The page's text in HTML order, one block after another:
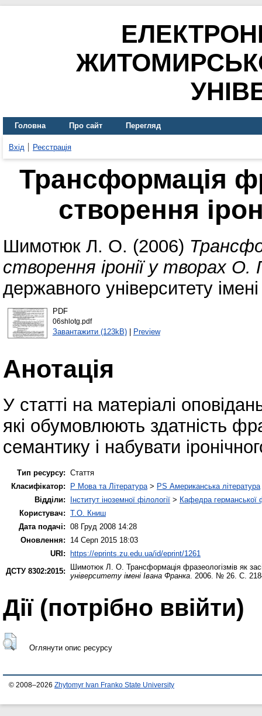
Головна Про сайт Перегляд
Вхід Реєстрація
Трансформація
створення
Шимотюк Л. О. (2006)
створення іронії у творах О.
державного університету
PDF
06shlotg.pdf
Завантажити (123kB)| Preview
Анотація
У статті на матеріалі
які обумовлюють здатність
семантику і набувати
Тип ресурсу: Стаття
Класифікатор:
P Мова та Література > PS Американська література
Відділи:
Інститут іноземної філології > Кафедра германської
Користувач: Т.О. Книш
Дата подачі: 08 Груд 2008 14:28
Оновлення:
14 Серп 2015 18:03
URI: https://eprints.zu.edu.ua/id/eprint/1261
ДСТУ 8302:2015:
Шимотюк Л. О. Трансформація фразеологізмів як
університету імені Івана Франка . 2006. № 26. С.
Дії ​​(потрібно ввійти)
Оглянути опис ресурсу
© 2008–2026 Zhytomyr Ivan Franko State University